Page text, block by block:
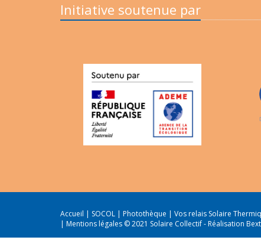
Initiative soutenue par
Accueil | SOCOL | Photothèque | Vos relais Solaire
| Mentions légales © 2021 Solaire Collectif -Réalisation